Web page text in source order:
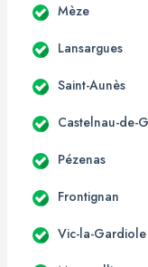
Mèze
Lansargues
Saint-Aunès
Castelnau-de-
Pézenas
Frontignan
Vic-la-Gardiole